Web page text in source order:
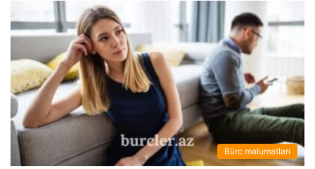
Bürc məlumatları